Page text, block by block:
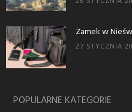
Zamek w
27 STYCZNIA
POPULARNE KATEGORIE